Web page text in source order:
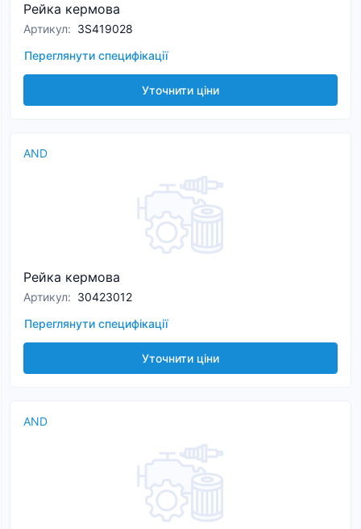
Рейка кермова
Артикул: 3S419028
Переглянути специфікації
Уточнити ціни
AND
Рейка кермова
Артикул: 30423012
Переглянути специфікації
Уточнити ціни
AND